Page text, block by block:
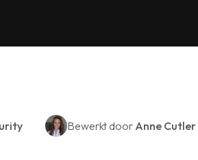
Bewerkt door Anne Cutler